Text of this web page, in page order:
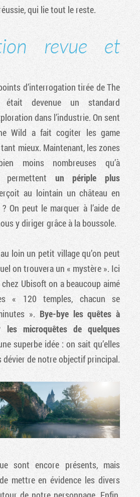
qui lie tout le reste.
revue et
d’interrogation tirée de The
devenue un standard
dans l’industrie. On sent
Wild a fait cogiter les game
mieux. Maintenant, les zones
moins nombreuses qu’à
permettent un périple plus
au lointain un château en
On peut le marquer à l’aide de
y diriger grâce à la boussole.
loin un petit village qu’on peut
on trouvera un « mystère ». Ici
Ubisoft on a beaucoup aimé
« 120 temples, chacun se
». Bye-bye les quêtes à
microquêtes de quelques
superbe idée : on sait qu’elles
dévier de notre objectif principal.
sont encore présents, mais
mettre en évidence les divers